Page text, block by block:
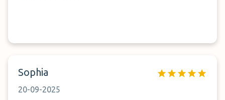
Sophia
20-09-2025